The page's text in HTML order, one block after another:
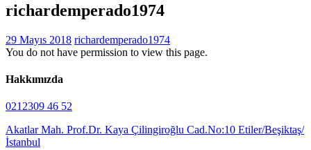
richardemperado1974
29 Mayıs 2018 richardemperado1974
You do not have permission to view this page.
Hakkımızda
0212309 46 52
Akatlar Mah. Prof.Dr. Kaya Çilingiroğlu Cad.No:10 Etiler/Beşiktaş/
İstanbul